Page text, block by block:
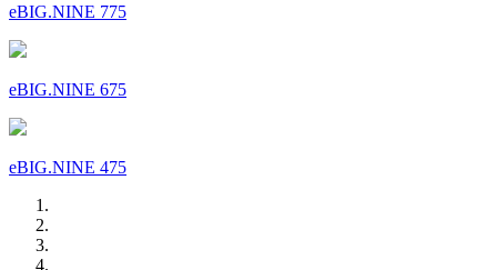
eBIG.NINE 775
eBIG.NINE 675
eBIG.NINE 475